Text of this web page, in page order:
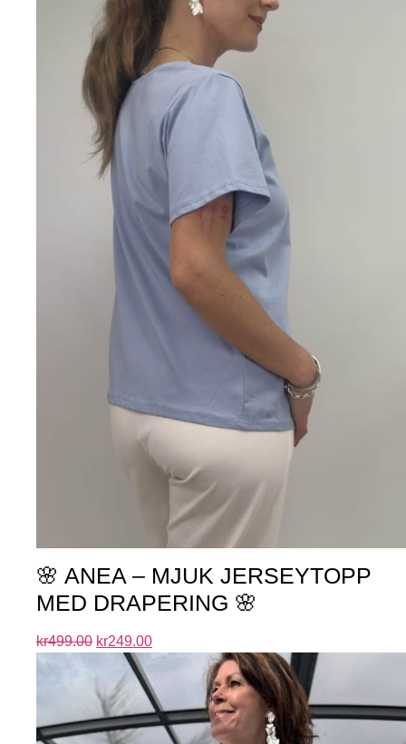
🌸 ANEA – MJUK JERSEYTOPP
MED DRAPERING 🌸
kr499.00 kr249.00